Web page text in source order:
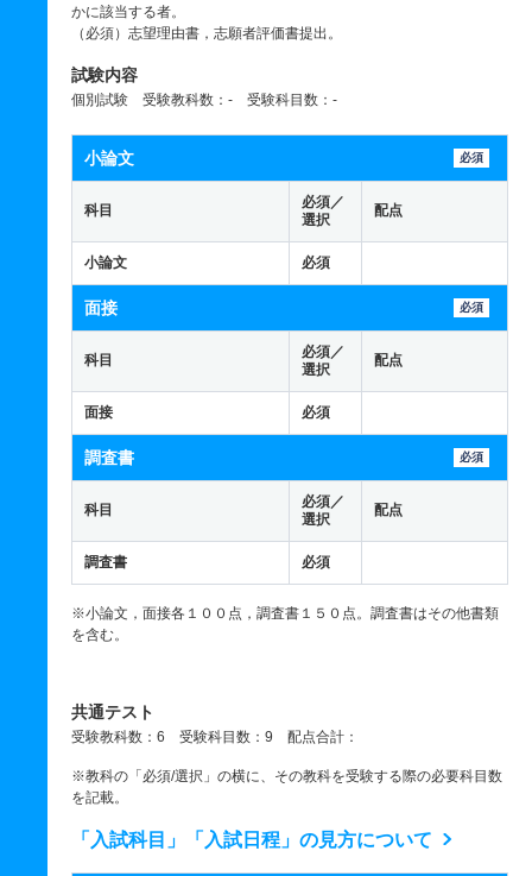
かに該当する者。
（必須）志望理由書，志願者評価書提出。
試験内容
個別試験 受験教科数：- 受験科目数：-
小論文 必須
科目
必須／
選択
配点
小論文 必須
面接 必須
科目
必須／
選択
配点
面接 必須
調査書 必須
科目
必須／
選択
配点
調査書 必須
※小論文，面接各１００点，調査書１５０点。調査書はその他書類
を含む。
共通テスト
受験教科数：6 受験科目数：9 配点合計：
※教科の「必須/選択」の横に、その教科を受験する際の必要科目数
を記載。
「入試科目」「入試日程」の見方について